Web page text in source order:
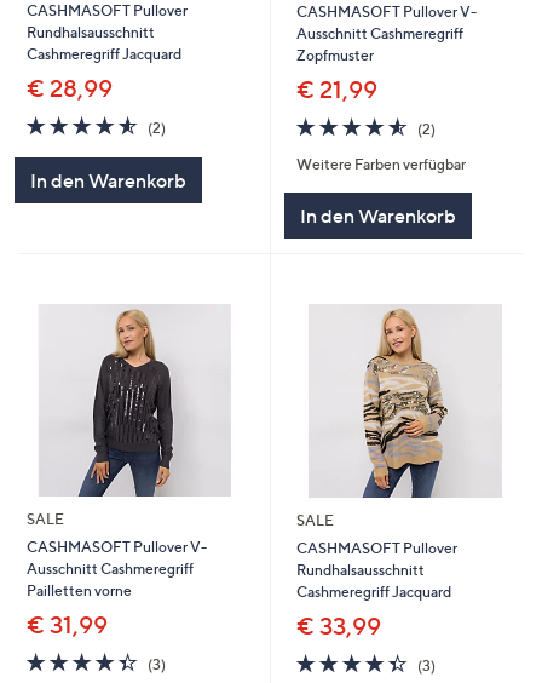
CASHMASOFT Pullover
Rundhalsausschnitt
Cashmeregriff Jacquard
€ 28,99
4.5
von
(2)2
In den Warenkorb
CASHMASOFT Pullover V-
Ausschnitt Cashmeregriff
Zopfmuster
€ 21,99
4.5
von
5
(2)2
Weitere Farben verfügbar
In den Warenkorb
SALE
CASHMASOFT Pullover V-
Ausschnitt Cashmeregriff
Pailletten vorne
€ 31,99
4.3
von
(3)3
SALE
CASHMASOFT Pullover
Rundhalsausschnitt
Cashmeregriff Jacquard
€ 33,99
4.3
(3)3